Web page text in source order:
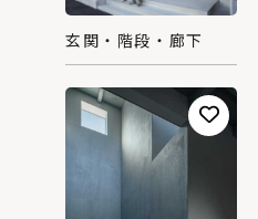
玄関・階段・廊下